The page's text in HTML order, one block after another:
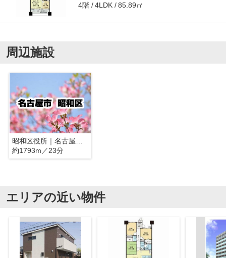
4階 4LDK 85.89㎡
周辺施設
昭和区役所｜名古屋市昭和区
約1793m／23分
エリアの近い物件